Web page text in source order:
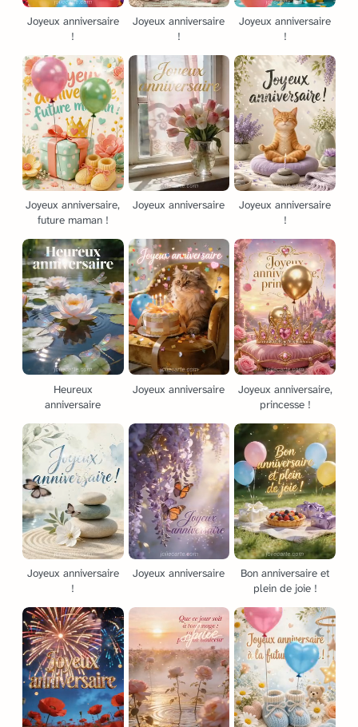
Joyeux anniversaire
!
Joyeux anniversaire
!
Joyeux anniversaire
!
Joyeux anniversaire,
future maman !
Joyeux anniversaire
Joyeux anniversaire
!
Heureux
anniversaire
Joyeux anniversaire
Joyeux anniversaire,
princesse !
Joyeux anniversaire
!
Joyeux anniversaire
Bon anniversaire et
plein de joie !